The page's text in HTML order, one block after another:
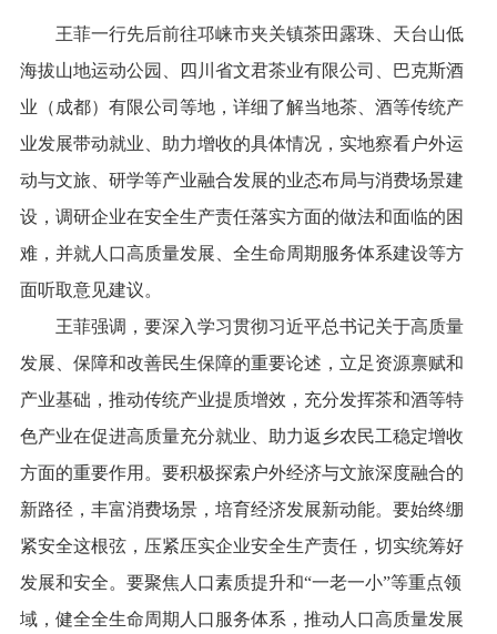
王菲一行先后前往邛崃市夹关镇茶田露珠、天台山低
海拔山地运动公园、四川省文君茶业有限公司、巴克斯酒
业（成都）有限公司等地，详细了解当地茶、酒等传统产
业发展带动就业、助力增收的具体情况，实地察看户外运
动与文旅、研学等产业融合发展的业态布局与消费场景建
设，调研企业在安全生产责任落实方面的做法和面临的困
难，并就人口高质量发展、全生命周期服务体系建设等方
面听取意见建议。
王菲强调，要深入学习贯彻习近平总书记关于高质量
发展、保障和改善民生保障的重要论述，立足资源禀赋和
产业基础，推动传统产业提质增效，充分发挥茶和酒等特
色产业在促进高质量充分就业、助力返乡农民工稳定增收
方面的重要作用。要积极探索户外经济与文旅深度融合的
新路径，丰富消费场景，培育经济发展新动能。要始终绷
紧安全这根弦，压紧压实企业安全生产责任，切实统筹好
发展和安全。要聚焦人口素质提升和“一老一小”等重点领
域，健全全生命周期人口服务体系，推动人口高质量发展